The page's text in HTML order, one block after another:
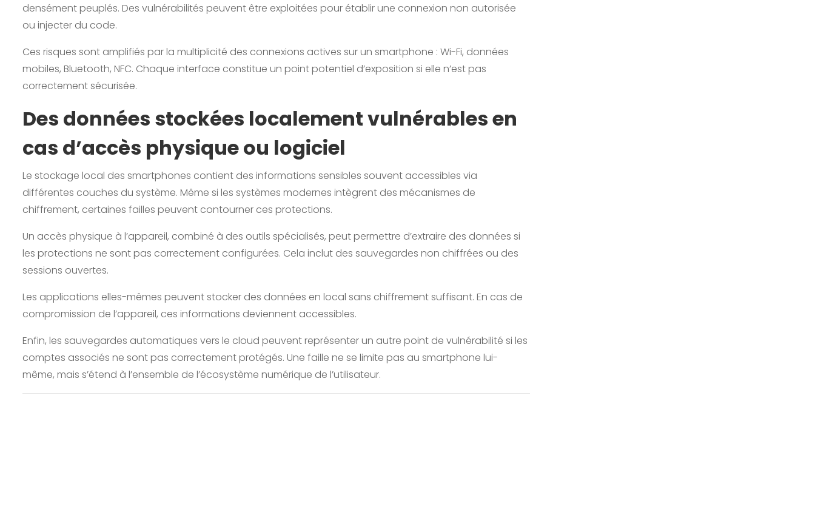
densément peuplés. Des vulnérabilités peuvent être exploitées pour établir une connexion non autorisée
ou injecter du code.
Ces risques sont amplifiés par la multiplicité des connexions actives sur un smartphone : Wi-Fi, données
mobiles, Bluetooth, NFC. Chaque interface constitue un point potentiel d’exposition si elle n’est pas
correctement sécurisée.
Des données stockées localement vulnérables en
cas d’accès physique ou logiciel
Le stockage local des smartphones contient des informations sensibles souvent accessibles via
différentes couches du système. Même si les systèmes modernes intègrent des mécanismes de
chiffrement, certaines failles peuvent contourner ces protections.
Un accès physique à l’appareil, combiné à des outils spécialisés, peut permettre d’extraire des données si
les protections ne sont pas correctement configurées. Cela inclut des sauvegardes non chiffrées ou des
sessions ouvertes.
Les applications elles-mêmes peuvent stocker des données en local sans chiffrement suffisant. En cas de
compromission de l’appareil, ces informations deviennent accessibles.
Enfin, les sauvegardes automatiques vers le cloud peuvent représenter un autre point de vulnérabilité si les
comptes associés ne sont pas correctement protégés. Une faille ne se limite pas au smartphone lui-
même, mais s’étend à l’ensemble de l’écosystème numérique de l’utilisateur.